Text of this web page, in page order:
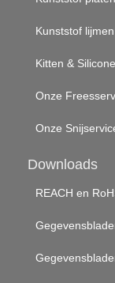
Kunststof lijmen
Kitten &
Onze
Onze
Downloads
REACH en